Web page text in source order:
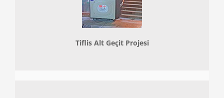
Tiflis Alt Geçit Projesi